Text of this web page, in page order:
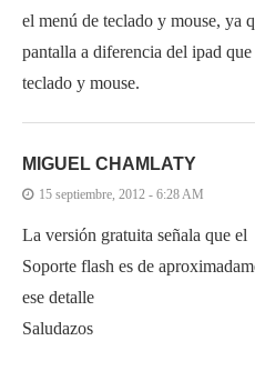
el menú de teclado y mouse, ya
pantalla a diferencia del ipad
teclado y mouse.
MIGUEL CHAMLATY
15 septiembre, 2012 - 6:28 AM
La versión gratuita señala que el
Soporte flash es de
ese detalle
Saludazos